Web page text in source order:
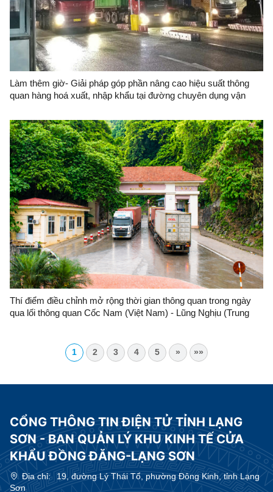
Làm thêm giờ- Giải pháp góp phần nâng cao hiệu suất thông
quan hàng hoá xuất, nhập khẩu tại đường chuyên dụng vận
Quan)
Thí điểm điều chỉnh mở rộng thời gian thông quan trong ngày
qua lối thông quan Cốc Nam (Việt Nam) - Lũng Nghịu (Trung
1 2 3 4 5 » »»
CỔNG THÔNG TIN ĐIỆN TỬ TỈNH LẠNG
SƠN - BAN QUẢN LÝ KHU KINH TẾ CỬA
KHẨU ĐỒNG ĐĂNG-LẠNG SƠN
Địa chỉ:
19, đường Lý Thái Tổ, phường Đông Kinh, tỉnh Lạng
Sơn